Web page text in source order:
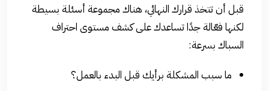
قبل أن تتخذ قرارك النهائي، هناك مجموعة أسئلة بسيطة
لكنها فعّالة جدًا تساعدك على كشف مستوى احتراف
السباك بسرعة:
ما سبب المشكلة برأيك قبل البدء بالعمل؟